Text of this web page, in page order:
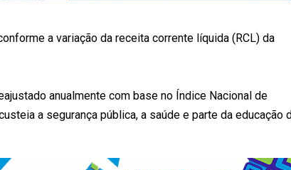
a variação da receita corrente líquida (RCL) da
anualmente com base no Índice Nacional de
a segurança pública, a saúde e parte da educação